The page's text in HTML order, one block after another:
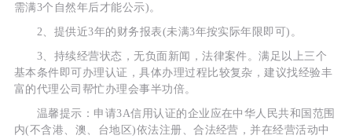
需满3个自然年后才能公示)。
2、提供近3年的财务报表(未满3年按实际年限即可)。
3、持续经营状态，无负面新闻，法律案件。满足以上三个
基本条件即可办理认证，具体办理过程比较复杂，建议找经验丰
富的代理公司帮忙办理会事半功倍。
温馨提示：申请3A信用认证的企业应在中华人民共和国范围
内(不含港、澳、台地区)依法注册、合法经营，并在经营活动中